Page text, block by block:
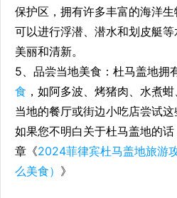
保护区，拥有许多丰富的海洋
可以进行浮潜、潜水和划皮艇
美丽和清新。
5、品尝当地美食：杜马盖地拥
食 ，如阿多波、烤猪肉、水煮
当地的餐厅或街边小吃店尝试这
如果您不明白关于杜马盖地的
章《2024菲律宾杜马盖地旅游
么美食） 》